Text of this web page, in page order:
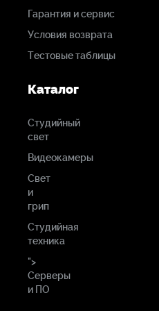
Гарантия и сервис
Условия возврата
Тестовые таблицы
Каталог
Студийный
свет
Видеокамеры
Свет
и
грип
Студийная
техника
">
Серверы
и ПО